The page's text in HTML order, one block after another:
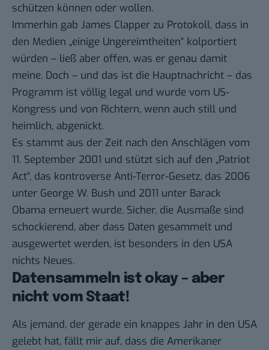
schützen können oder wollen.
Immerhin gab James Clapper zu Protokoll, dass in
den Medien „einige Ungereimtheiten“ kolportiert
würden – ließ aber offen, was er genau damit
meine. Doch – und das ist die Hauptnachricht – das
Programm ist völlig legal und wurde vom US-
Kongress und von Richtern, wenn auch still und
heimlich, abgenickt.
Es stammt aus der Zeit nach den Anschlägen vom
11. September 2001 und stützt sich auf den „Patriot
Act“, das kontroverse Anti-Terror-Gesetz, das 2006
unter George W. Bush und 2011 unter Barack
Obama erneuert wurde. Sicher, die Ausmaße sind
schockierend, aber dass Daten gesammelt und
ausgewertet werden, ist besonders in den USA
nichts Neues.
Datensammeln ist okay – aber
nicht vom Staat!
Als jemand, der gerade ein knappes Jahr in den USA
gelebt hat, fällt mir auf, dass die Amerikaner